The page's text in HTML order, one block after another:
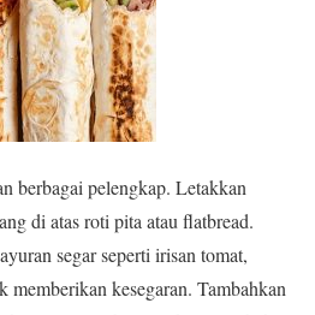
berbagai pelengkap. Letakkan
di atas roti pita atau flatbread.
segar seperti irisan tomat,
memberikan kesegaran. Tambahkan